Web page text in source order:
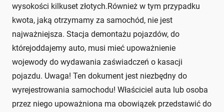
wysokości kilkuset złotych.Również w tym przypadku
kwota, jaką otrzymamy za samochód, nie jest
najważniejsza. Stacja demontażu pojazdów, do
którejoddajemy auto, musi mieć upoważnienie
wojewody do wydawania zaświadczeń o kasacji
pojazdu. Uwaga! Ten dokument jest niezbędny do
wyrejestrowania samochodu! Właściciel auta lub osoba
przez niego upoważniona ma obowiązek przedstawić do